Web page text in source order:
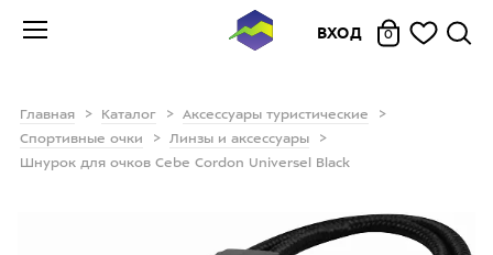
ВХОД 0
Главная Каталог
Аксессуары туристические
Спортивные очки
Линзы и аксессуары
Шнурок для очков Cebe Cordon Universel Black